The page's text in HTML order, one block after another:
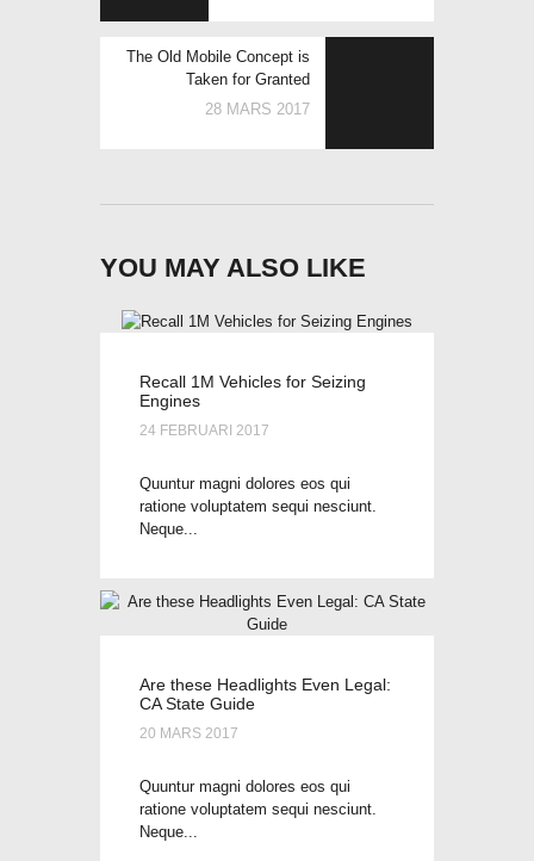
The Old Mobile Concept is
Taken for Granted
28 MARS 2017
YOU MAY ALSO LIKE
Recall 1M Vehicles for Seizing
Engines
24 FEBRUARI 2017
Quuntur magni dolores eos qui
ratione voluptatem sequi nesciunt.
Neque...
Are these Headlights Even Legal:
CA State Guide
20 MARS 2017
Quuntur magni dolores eos qui
ratione voluptatem sequi nesciunt.
Neque...